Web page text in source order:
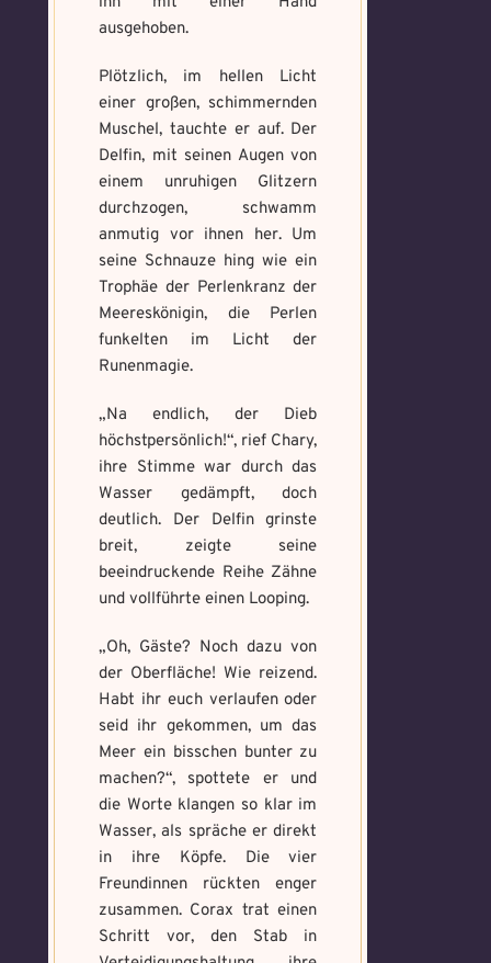
ausgehoben.
Plötzlich, im hellen Licht
einer großen, schimmernden
Muschel, tauchte er auf. Der
Delfin, mit seinen Augen von
einem unruhigen Glitzern
durchzogen, schwamm
anmutig vor ihnen her. Um
seine Schnauze hing wie ein
Trophäe der Perlenkranz der
Meereskönigin, die Perlen
funkelten im Licht der
Runenmagie.
„Na endlich, der Dieb
höchstpersönlich!“, rief Chary,
ihre Stimme war durch das
Wasser gedämpft, doch
deutlich. Der Delfin grinste
breit, zeigte seine
beeindruckende Reihe Zähne
und vollführte einen Looping.
„Oh, Gäste? Noch dazu von
der Oberfläche! Wie reizend.
Habt ihr euch verlaufen oder
seid ihr gekommen, um das
Meer ein bisschen bunter zu
machen?“, spottete er und
die Worte klangen so klar im
Wasser, als spräche er direkt
in ihre Köpfe. Die vier
Freundinnen rückten enger
zusammen. Corax trat einen
Schritt vor, den Stab in